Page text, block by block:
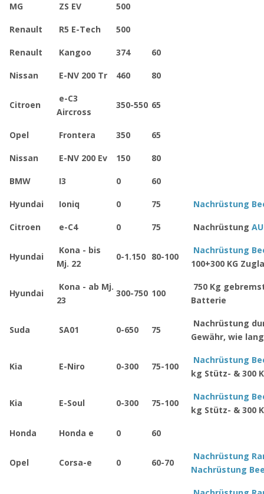
MG ZS EV 500
Renault R5 E-Tech 500
Renault Kangoo 374 60
Nissan E-NV 200 Tr 460 80
Citroen
e-C3
Aircross
350-550 65
Opel Frontera 350 65
Nissan E-NV 200 Ev 150 80
BMW I3 0 60
Hyundai Ioniq 0 75 Nachrüstung
Citroen e-C4 0 75 Nachrüstung
Hyundai
Kona - bis
Mj. 22
0-1.150 80-100
Nachrüstung
100+300 KG
Hyundai
Kona - ab Mj.
23
300-750 100
750 Kg
Batterie
Suda SA01 0-650 75
Nachrüstung
Gewähr, wie
Kia E-Niro 0-300 75-100
Nachrüstung
kg Stütz- & 300
Kia E-Soul 0-300 75-100
Nachrüstung
kg Stütz- & 300
Honda Honda e 0 60
Opel Corsa-e 0 60-70
Nachrüstung
Nachrüstung